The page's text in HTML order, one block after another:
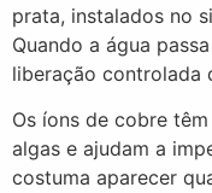
prata, instalados no
Quando a água
liberação controlada
Os íons de cobre
algas e ajudam a
costuma aparecer